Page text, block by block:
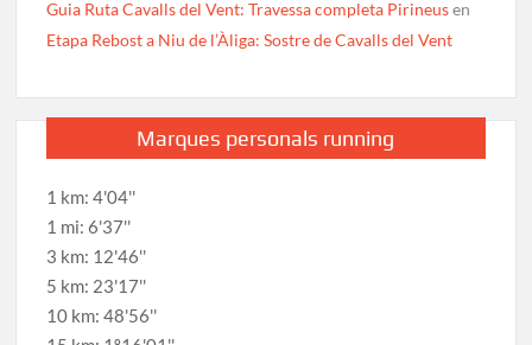
Guia Ruta Cavalls del Vent: Travessa completa Pirineusen
Etapa Rebost a Niu de l’Àliga: Sostre de Cavalls del Vent
Marques personals running
1 km: 4'04''
1 mi: 6'37''
3 km: 12'46''
5 km: 23'17''
10 km: 48'56''